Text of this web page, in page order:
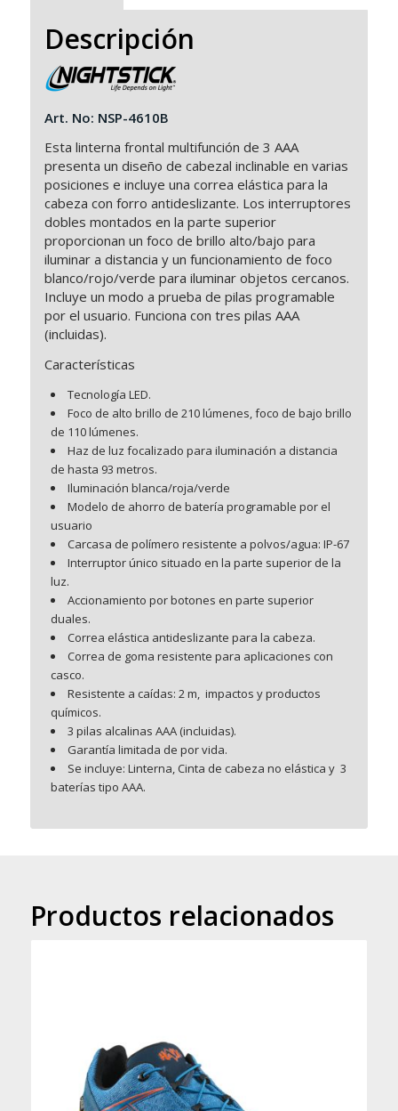
Descripción
Art. No: NSP-4610B
Esta linterna frontal multifunción de 3 AAA
presenta un diseño de cabezal inclinable en varias
posiciones e incluye una correa elástica para la
cabeza con forro antideslizante. Los interruptores
dobles montados en la parte superior
proporcionan un foco de brillo alto/bajo para
iluminar a distancia y un funcionamiento de foco
blanco/rojo/verde para iluminar objetos cercanos.
Incluye un modo a prueba de pilas programable
por el usuario. Funciona con tres pilas AAA
(incluidas).
Características
Tecnología LED.
Foco de alto brillo de 210 lúmenes, foco de bajo brillo
de 110 lúmenes.
Haz de luz focalizado para iluminación a distancia
de hasta 93 metros.
Iluminación blanca/roja/verde
Modelo de ahorro de batería programable por el
usuario
Carcasa de polímero resistente a polvos/agua: IP-67
Interruptor único situado en la parte superior de la
luz.
Accionamiento por botones en parte superior
duales.
Correa elástica antideslizante para la cabeza.
Correa de goma resistente para aplicaciones con
casco.
Resistente a caídas: 2 m, impactos y productos
químicos.
3 pilas alcalinas AAA (incluidas).
Garantía limitada de por vida.
Se incluye: Linterna, Cinta de cabeza no elástica y 3
baterías tipo AAA.
Productos relacionados